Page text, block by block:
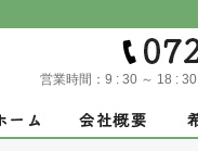
営業時間： 9 : 30 ～ 18 : 30